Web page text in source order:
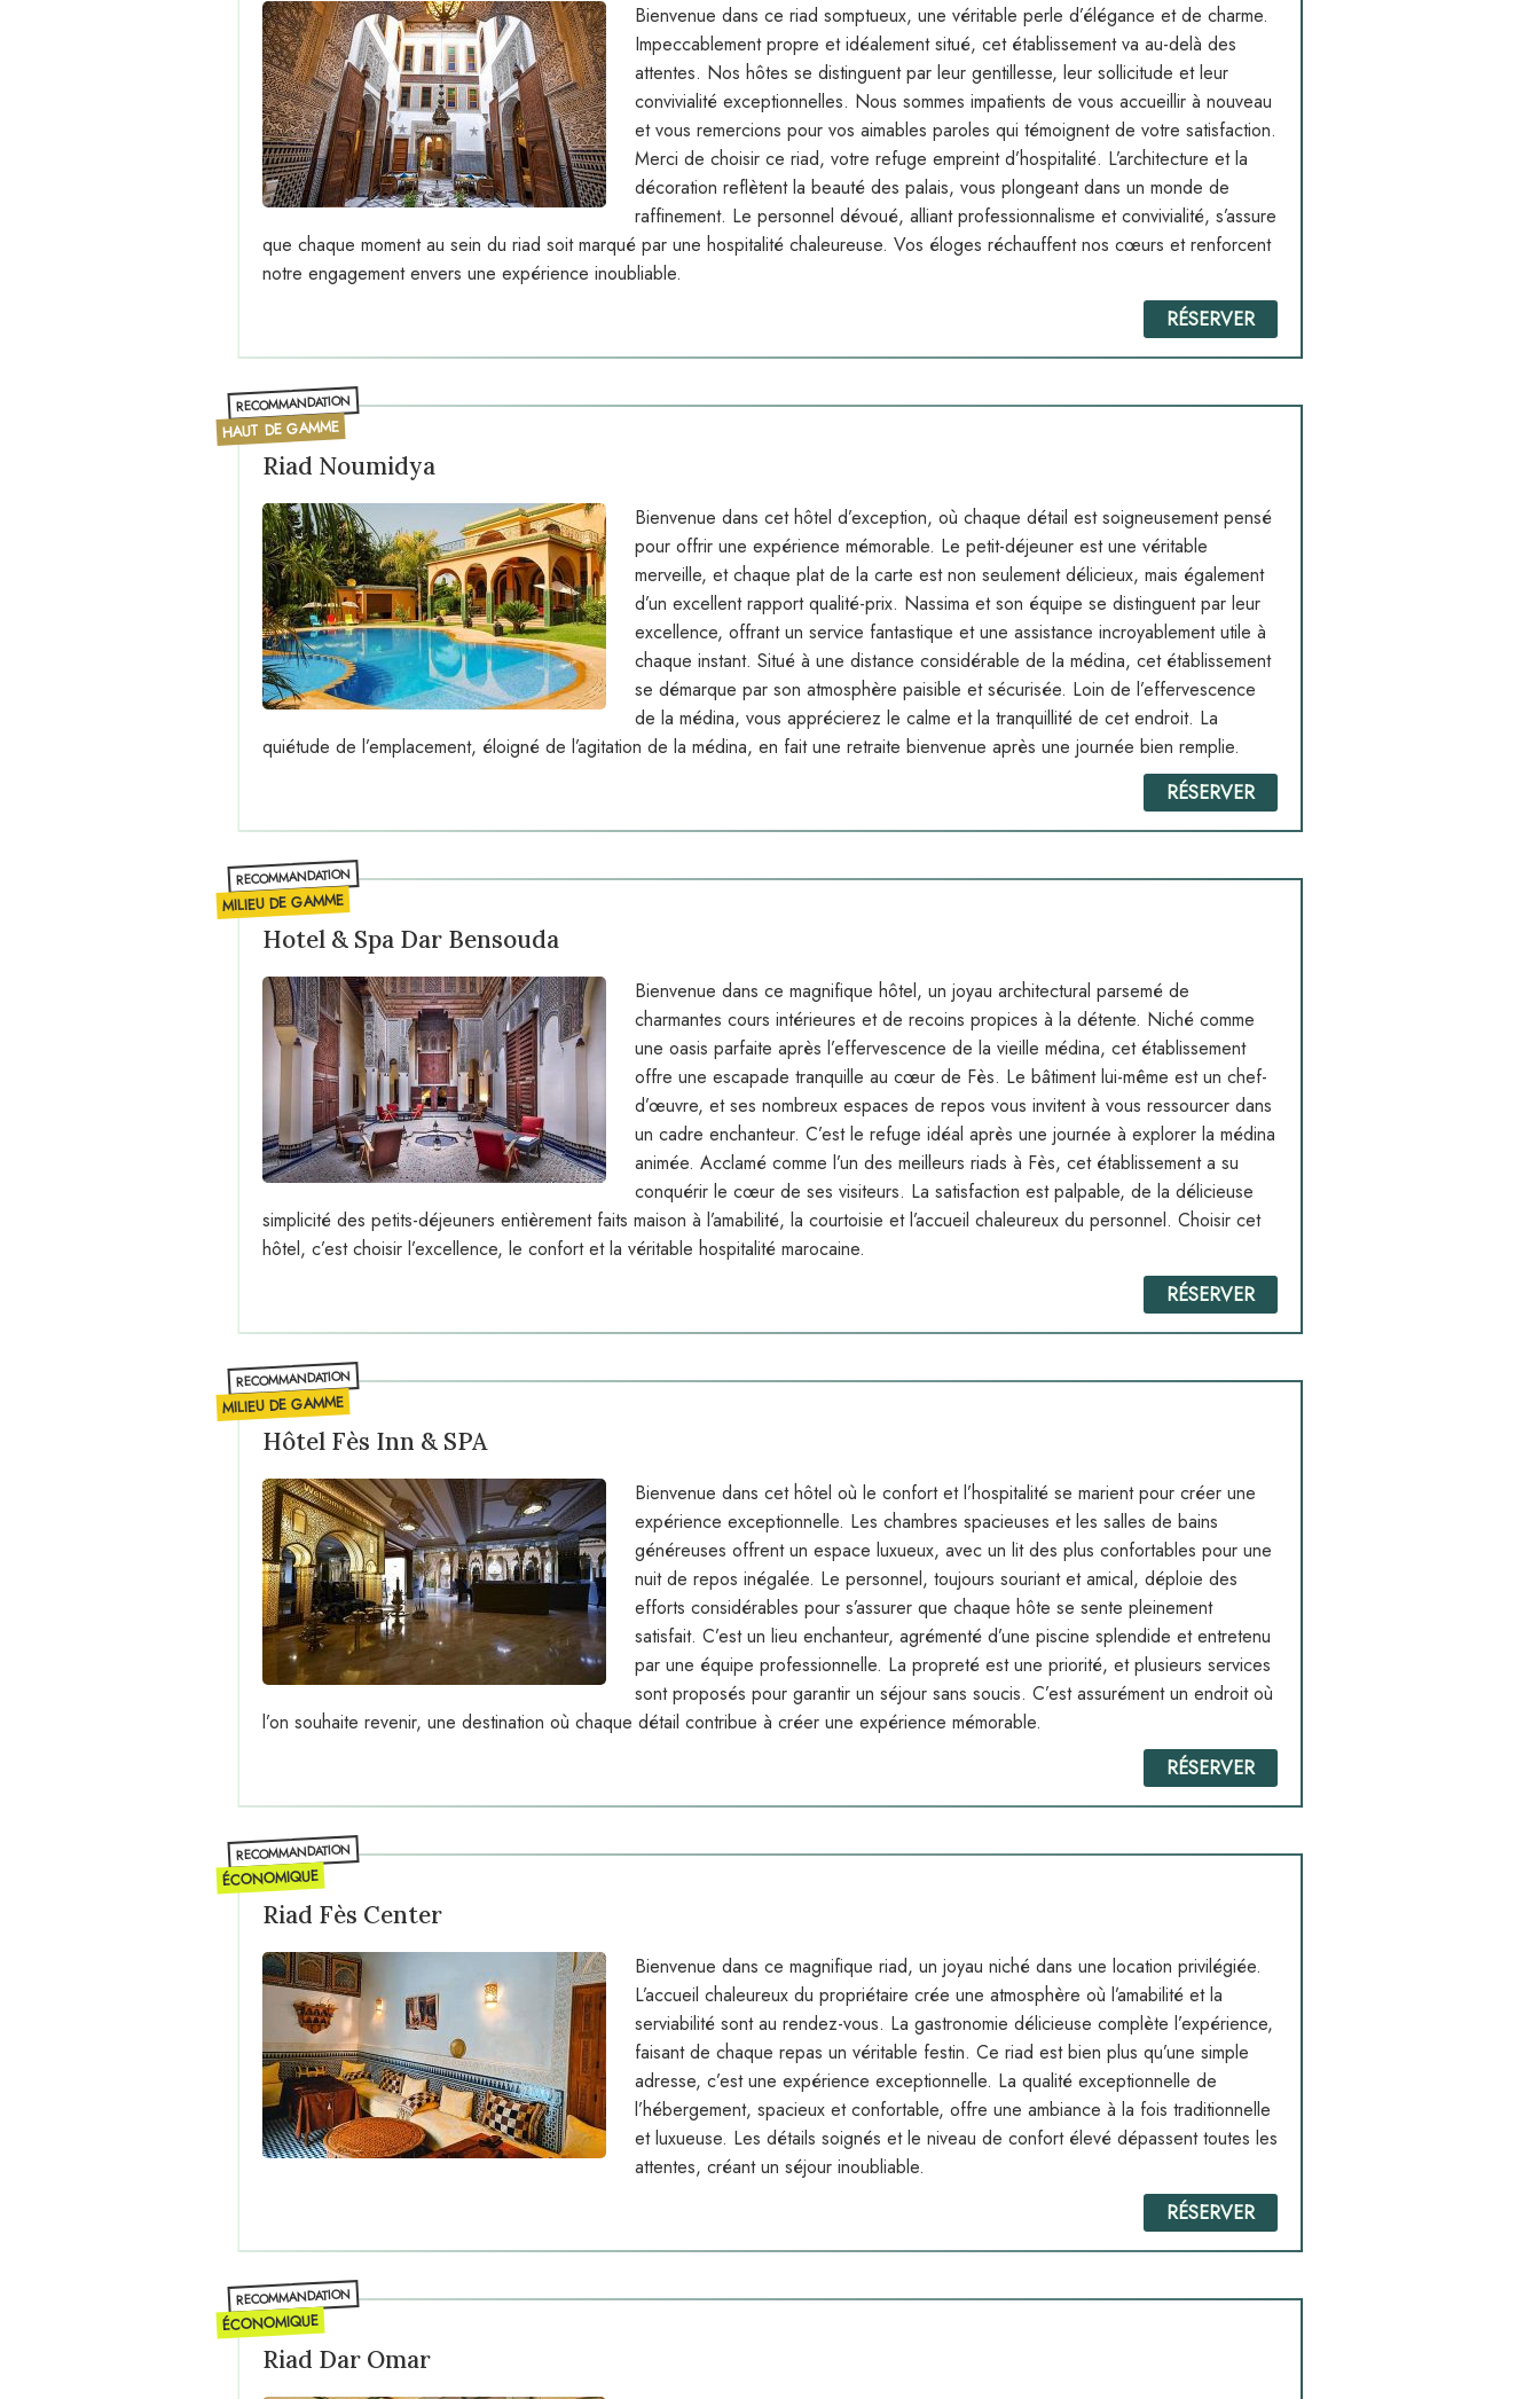
Bienvenue dans ce riad somptueux, une véritable perle d’élégance et de charme.
Impeccablement propre et idéalement situé, cet établissement va au-delà des
attentes. Nos hôtes se distinguent par leur gentillesse, leur sollicitude et leur
convivialité exceptionnelles. Nous sommes impatients de vous accueillir à nouveau
et vous remercions pour vos aimables paroles qui témoignent de votre satisfaction.
Merci de choisir ce riad, votre refuge empreint d’hospitalité. L’architecture et la
décoration reflètent la beauté des palais, vous plongeant dans un monde de
raffinement. Le personnel dévoué, alliant professionnalisme et convivialité, s’assure
que chaque moment au sein du riad soit marqué par une hospitalité chaleureuse. Vos éloges réchauffent nos cœurs et renforcent
notre engagement envers une expérience inoubliable.
RÉSERVER
RECOMMANDATION
HAUT DE GAMME
Riad Noumidya
Bienvenue dans cet hôtel d’exception, où chaque détail est soigneusement pensé
pour offrir une expérience mémorable. Le petit-déjeuner est une véritable
merveille, et chaque plat de la carte est non seulement délicieux, mais également
d’un excellent rapport qualité-prix. Nassima et son équipe se distinguent par leur
excellence, offrant un service fantastique et une assistance incroyablement utile à
chaque instant. Situé à une distance considérable de la médina, cet établissement
se démarque par son atmosphère paisible et sécurisée. Loin de l’effervescence
de la médina, vous apprécierez le calme et la tranquillité de cet endroit. La
quiétude de l’emplacement, éloigné de l’agitation de la médina, en fait une retraite bienvenue après une journée bien remplie.
RÉSERVER
RECOMMANDATION
MILIEU DE GAMME
Hotel & Spa Dar Bensouda
Bienvenue dans ce magnifique hôtel, un joyau architectural parsemé de
charmantes cours intérieures et de recoins propices à la détente. Niché comme
une oasis parfaite après l’effervescence de la vieille médina, cet établissement
offre une escapade tranquille au cœur de Fès. Le bâtiment lui-même est un chef-
d’œuvre, et ses nombreux espaces de repos vous invitent à vous ressourcer dans
un cadre enchanteur. C’est le refuge idéal après une journée à explorer la médina
animée. Acclamé comme l’un des meilleurs riads à Fès, cet établissement a su
conquérir le cœur de ses visiteurs. La satisfaction est palpable, de la délicieuse
simplicité des petits-déjeuners entièrement faits maison à l’amabilité, la courtoisie et l’accueil chaleureux du personnel. Choisir cet
hôtel, c’est choisir l’excellence, le confort et la véritable hospitalité marocaine.
RÉSERVER
RECOMMANDATION
MILIEU DE GAMME
Hôtel Fès Inn & SPA
Bienvenue dans cet hôtel où le confort et l’hospitalité se marient pour créer une
expérience exceptionnelle. Les chambres spacieuses et les salles de bains
généreuses offrent un espace luxueux, avec un lit des plus confortables pour une
nuit de repos inégalée. Le personnel, toujours souriant et amical, déploie des
efforts considérables pour s’assurer que chaque hôte se sente pleinement
satisfait. C’est un lieu enchanteur, agrémenté d’une piscine splendide et entretenu
par une équipe professionnelle. La propreté est une priorité, et plusieurs services
sont proposés pour garantir un séjour sans soucis. C’est assurément un endroit où
l’on souhaite revenir, une destination où chaque détail contribue à créer une expérience mémorable.
RÉSERVER
RECOMMANDATION
ÉCONOMIQUE
Riad Fès Center
Bienvenue dans ce magnifique riad, un joyau niché dans une location privilégiée.
L’accueil chaleureux du propriétaire crée une atmosphère où l’amabilité et la
serviabilité sont au rendez-vous. La gastronomie délicieuse complète l’expérience,
faisant de chaque repas un véritable festin. Ce riad est bien plus qu’une simple
adresse, c’est une expérience exceptionnelle. La qualité exceptionnelle de
l’hébergement, spacieux et confortable, offre une ambiance à la fois traditionnelle
et luxueuse. Les détails soignés et le niveau de confort élevé dépassent toutes les
attentes, créant un séjour inoubliable.
RÉSERVER
RECOMMANDATION
ÉCONOMIQUE
Riad Dar Omar